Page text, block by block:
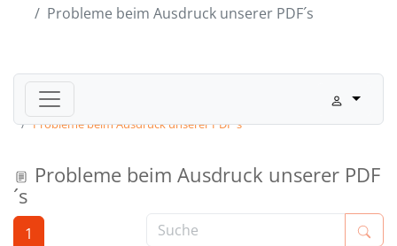
Probleme beim Ausdruck unserer PDF´s
Signum-Forum
Ideen, Wünsche & Verbesserungsvorschläge
Probleme beim Ausdruck unserer PDF´s
Probleme beim Ausdruck unserer PDF
´s
1